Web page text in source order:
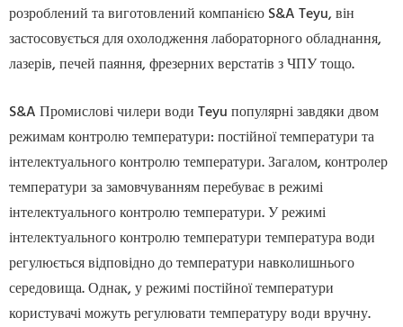
розроблений та виготовлений компанією S&A Teyu, він
застосовується для охолодження лабораторного обладнання,
лазерів, печей паяння, фрезерних верстатів з ЧПУ тощо.
S&A Промислові чилери води Teyu популярні завдяки двом
режимам контролю температури: постійної температури та
інтелектуального контролю температури. Загалом, контролер
температури за замовчуванням перебуває в режимі
інтелектуального контролю температури. У режимі
інтелектуального контролю температури температура води
регулюється відповідно до температури навколишнього
середовища. Однак, у режимі постійної температури
користувачі можуть регулювати температуру води вручну.